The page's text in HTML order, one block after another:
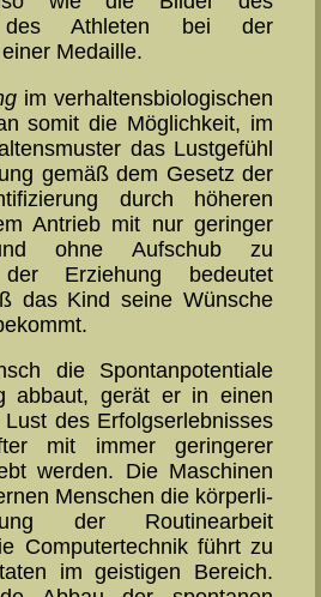
des Athleten bei der
Medaille.
im verhaltensbiologischen
somit die Mög­lich­keit, im
das Lust­gefühl
gemäß dem Gesetz der
durch höheren
Antrieb mit nur geringer
ohne Aufschub zu
Er­ziehung bedeutet
das Kind seine Wünsche
die Spontanpotentiale
ab­baut, gerät er in einen
des Erfolgserlebnisses
mit immer geringerer
wer­den. Die Maschinen
Menschen die körperli­
der Routinearbeit
Com­pu­ter­­technik führt zu
im geistigen Bereich.